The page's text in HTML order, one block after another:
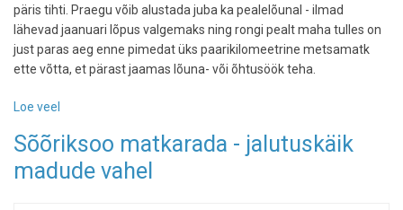
päris tihti. Praegu võib alustada juba ka pealelõunal - ilmad
lähevad jaanuari lõpus valgemaks ning rongi pealt maha tulles on
just paras aeg enne pimedat üks paarikilomeetrine metsamatk
ette võtta, et pärast jaamas lõuna- või õhtusöök teha.
Loe veel
väljasõit:
kuidas
Sõõriksoo matkarada - jalutuskäik
madude vahel